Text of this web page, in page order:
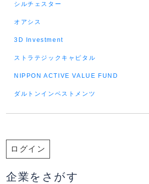
シルチェスター
オアシス
3D Investment
ストラテジックキャピタル
NIPPON ACTIVE VALUE FUND
ダルトンインベストメンツ
ログイン
企業をさがす